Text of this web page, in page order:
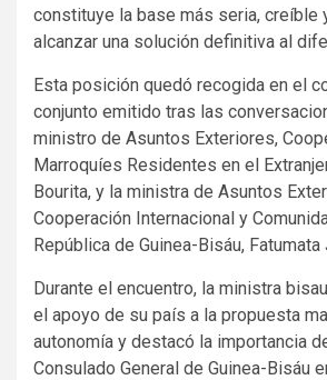
constituye la base más seria, creíble
alcanzar una solución definitiva al
Esta posición quedó recogida en el
conjunto emitido tras las
ministro de Asuntos Exteriores,
Marroquíes Residentes en el
Bourita, y la ministra de Asuntos
Cooperación Internacional y
República de Guinea-Bisáu, Fatumata
Durante el encuentro, la ministra
el apoyo de su país a la propuesta
autonomía y destacó la importancia
Consulado General de Guinea-Bisáu